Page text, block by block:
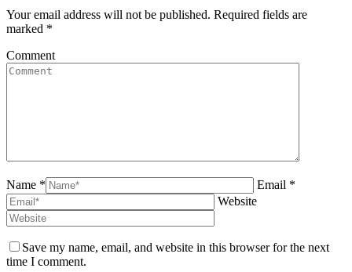
Your email address will not be published. Required fields are
marked *
Comment
Name *
Email *
Website
Save my name, email, and website in this browser for the next
time I comment.